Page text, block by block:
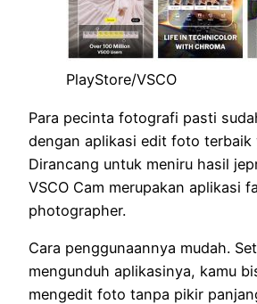
PlayStore/VSCO
Para pecinta fotografi pasti
dengan aplikasi edit foto terbaik
Dirancang untuk meniru hasil
VSCO Cam merupakan aplikasi
photographer.
Cara penggunaannya mudah.
mengunduh aplikasinya, kamu
mengedit foto tanpa pikir